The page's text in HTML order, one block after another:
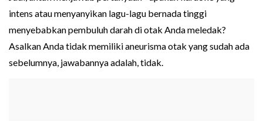
intens atau menyanyikan lagu-lagu bernada tinggi
menyebabkan pembuluh darah di otak Anda meledak?
Asalkan Anda tidak memiliki aneurisma otak yang sudah ada
sebelumnya, jawabannya adalah, tidak.